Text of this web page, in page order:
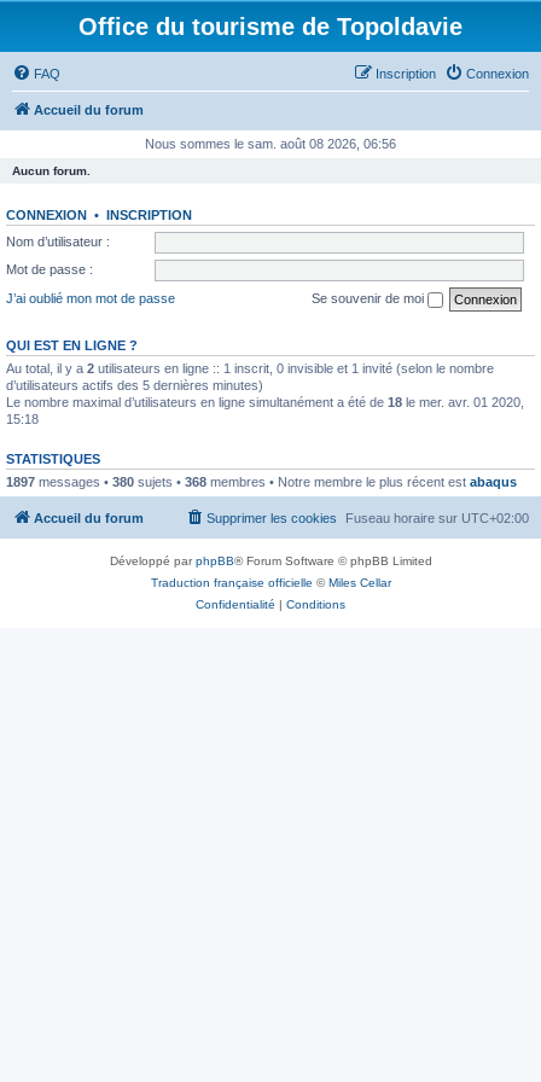
Office du tourisme de Topoldavie
FAQ Connexion
Inscription
Accueil du forum
Nous sommes le sam. août 08 2026, 06:56
Aucun forum.
CONNEXION • INSCRIPTION
Nom d’utilisateur :
Mot de passe :
J’ai oublié mon mot de passe
Se souvenir de moi
QUI EST EN LIGNE ?
Au total, il y a 2 utilisateurs en ligne :: 1 inscrit, 0 invisible et 1 invité (selon le nombre
d’utilisateurs actifs des 5 dernières minutes)
Le nombre maximal d’utilisateurs en ligne simultanément a été de 18 le mer. avr. 01 2020,
15:18
STATISTIQUES
1897 messages • 380 sujets • 368 membres • Notre membre le plus récent est abaqus
Accueil du forum Fuseau horaire sur UTC+02:00
Supprimer les cookies
Développé parphpBB® Forum Software © phpBB Limited
Traduction française officielle ©Miles Cellar
Confidentialité | Conditions